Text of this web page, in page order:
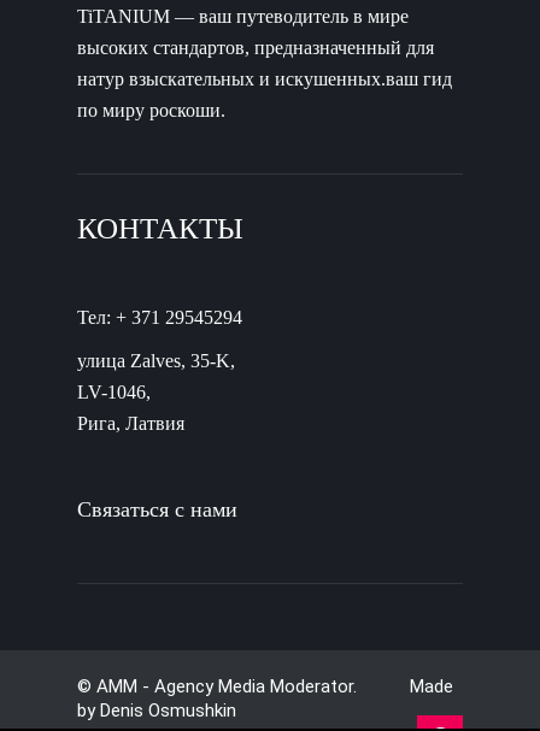
TiTANIUM — ваш путеводитель в мире
высоких стандартов, предназначенный для
натур взыскательных и искушенных.ваш гид
по миру роскоши.
КОНТАКТЫ
Тел: + 371 29545294
улица Zalves, 35-K,
LV-1046,
Рига, Латвия
Связаться с нами
© AMM - Agency Media Moderator. Made
byDenis Osmushkin